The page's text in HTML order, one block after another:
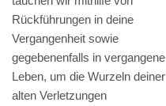
Rückführungen in deine
Vergangenheit sowie
gegebenenfalls in vergangene
Leben, um die Wurzeln deiner
alten Verletzungen